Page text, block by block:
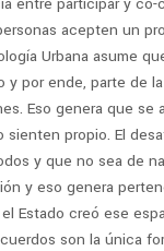
acepten un
Urbana asume
y por ende, parte de
Eso genera que se
sienten propio. El
y que no sea de
y eso genera
Estado creó ese
son la única